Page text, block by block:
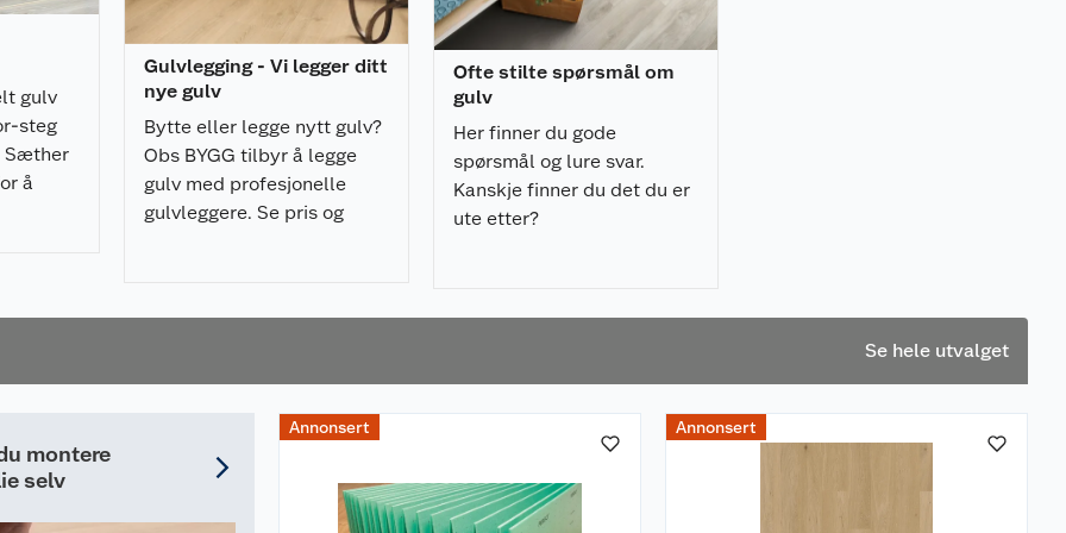
skal gulvet
betong,
trafikk som gang,
større
kan f.eks
Påse at
og at
fra Pergo.
enkelt å installere
og Coop har hele
gulv
steg
Sæther
å
Gulvlegging - Vi legger ditt
nye gulv
Bytte eller legge nytt gulv?
Obs BYGG tilbyr å legge
gulv med profesjonelle
gulvleggere. Se pris og
Ofte stilte spørsmål om
gulv
Her finner du gode
spørsmål og lure svar.
Kanskje finner du det du er
ute etter?
Se hele utvalget
montere
selv
Annonsert Annonsert